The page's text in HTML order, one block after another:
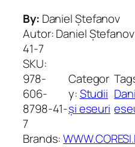
By: Daniel Ștefanov
Autor: Daniel
41-7
SKU:
978-
606-
8798-41-
7
Categor
y:Studii
și eseuri
Brands: